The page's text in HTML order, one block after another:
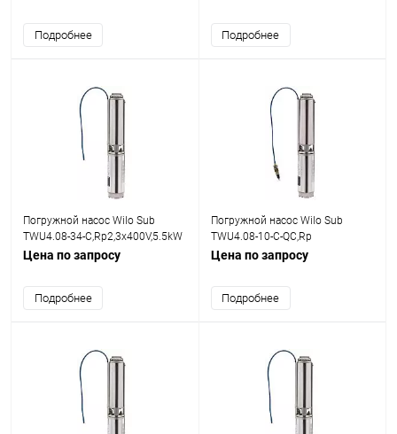
Подробнее Подробнее
Погружной насос Wilo Sub
TWU4.08-34-C,Rp2,3x400V,5.5kW
Цена по запросу
Подробнее
Погружной насос Wilo Sub
TWU4.08-10-C-QC,Rp
2,3x400V,1.5kW
Цена по запросу
Подробнее